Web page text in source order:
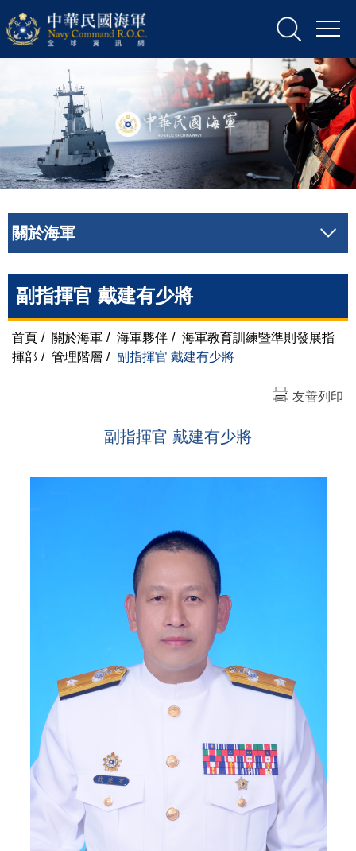
關於海軍
副指揮官 戴建有少將
首頁 / 關於海軍 / 海軍夥伴 / 海軍教育訓練暨準則發展指
揮部 / 管理階層 / 副指揮官 戴建有少將
友善列印
副指揮官 戴建有少將